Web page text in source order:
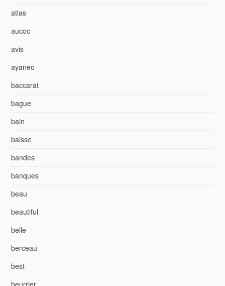
atlas
aucoc
avis
ayaneo
baccarat
bague
bain
baisse
bandes
banques
beau
beautiful
belle
berceau
best
beurrier